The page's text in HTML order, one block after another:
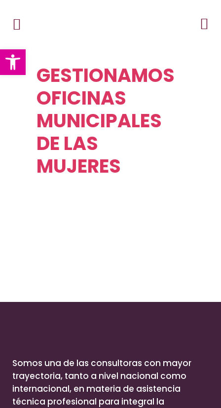
GESTIONAMOS
OFICINAS
MUNICIPALES
DE LAS
MUJERES
Somos una de las consultoras con mayor
trayectoria, tanto a nivel nacional como
internacional, en materia de asistencia
técnica profesional para integral la
Abrir barra de herramientas